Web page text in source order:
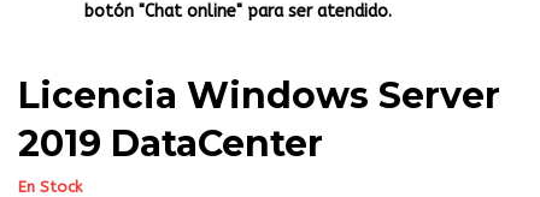
botón "Chat online" para ser atendido.
Licencia Windows Server
2019 DataCenter
En Stock